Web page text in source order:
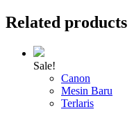
Related products
Sale!
Canon
Mesin Baru
Terlaris